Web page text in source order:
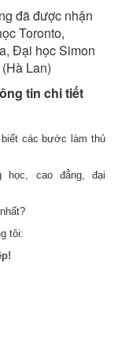
đã được nhận
Toronto,
Đại học Simon
Lan)
tin chi tiết
các bước làm thủ
học, cao đẳng, đại
tôi: